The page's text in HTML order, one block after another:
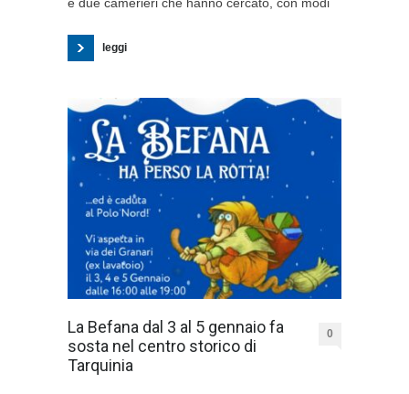
leggi
La Befana dal 3 al 5 gennaio fa
sosta nel centro storico di
Tarquinia
0